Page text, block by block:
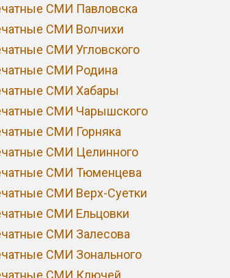
СМИ Павловска
СМИ Волчихи
СМИ Угловского
СМИ Родина
СМИ Хабары
СМИ Чарышского
СМИ Горняка
СМИ Целинного
СМИ Тюменцева
СМИ Верх-Суетки
СМИ Ельцовки
СМИ Залесова
СМИ Зонального
СМИ Ключей